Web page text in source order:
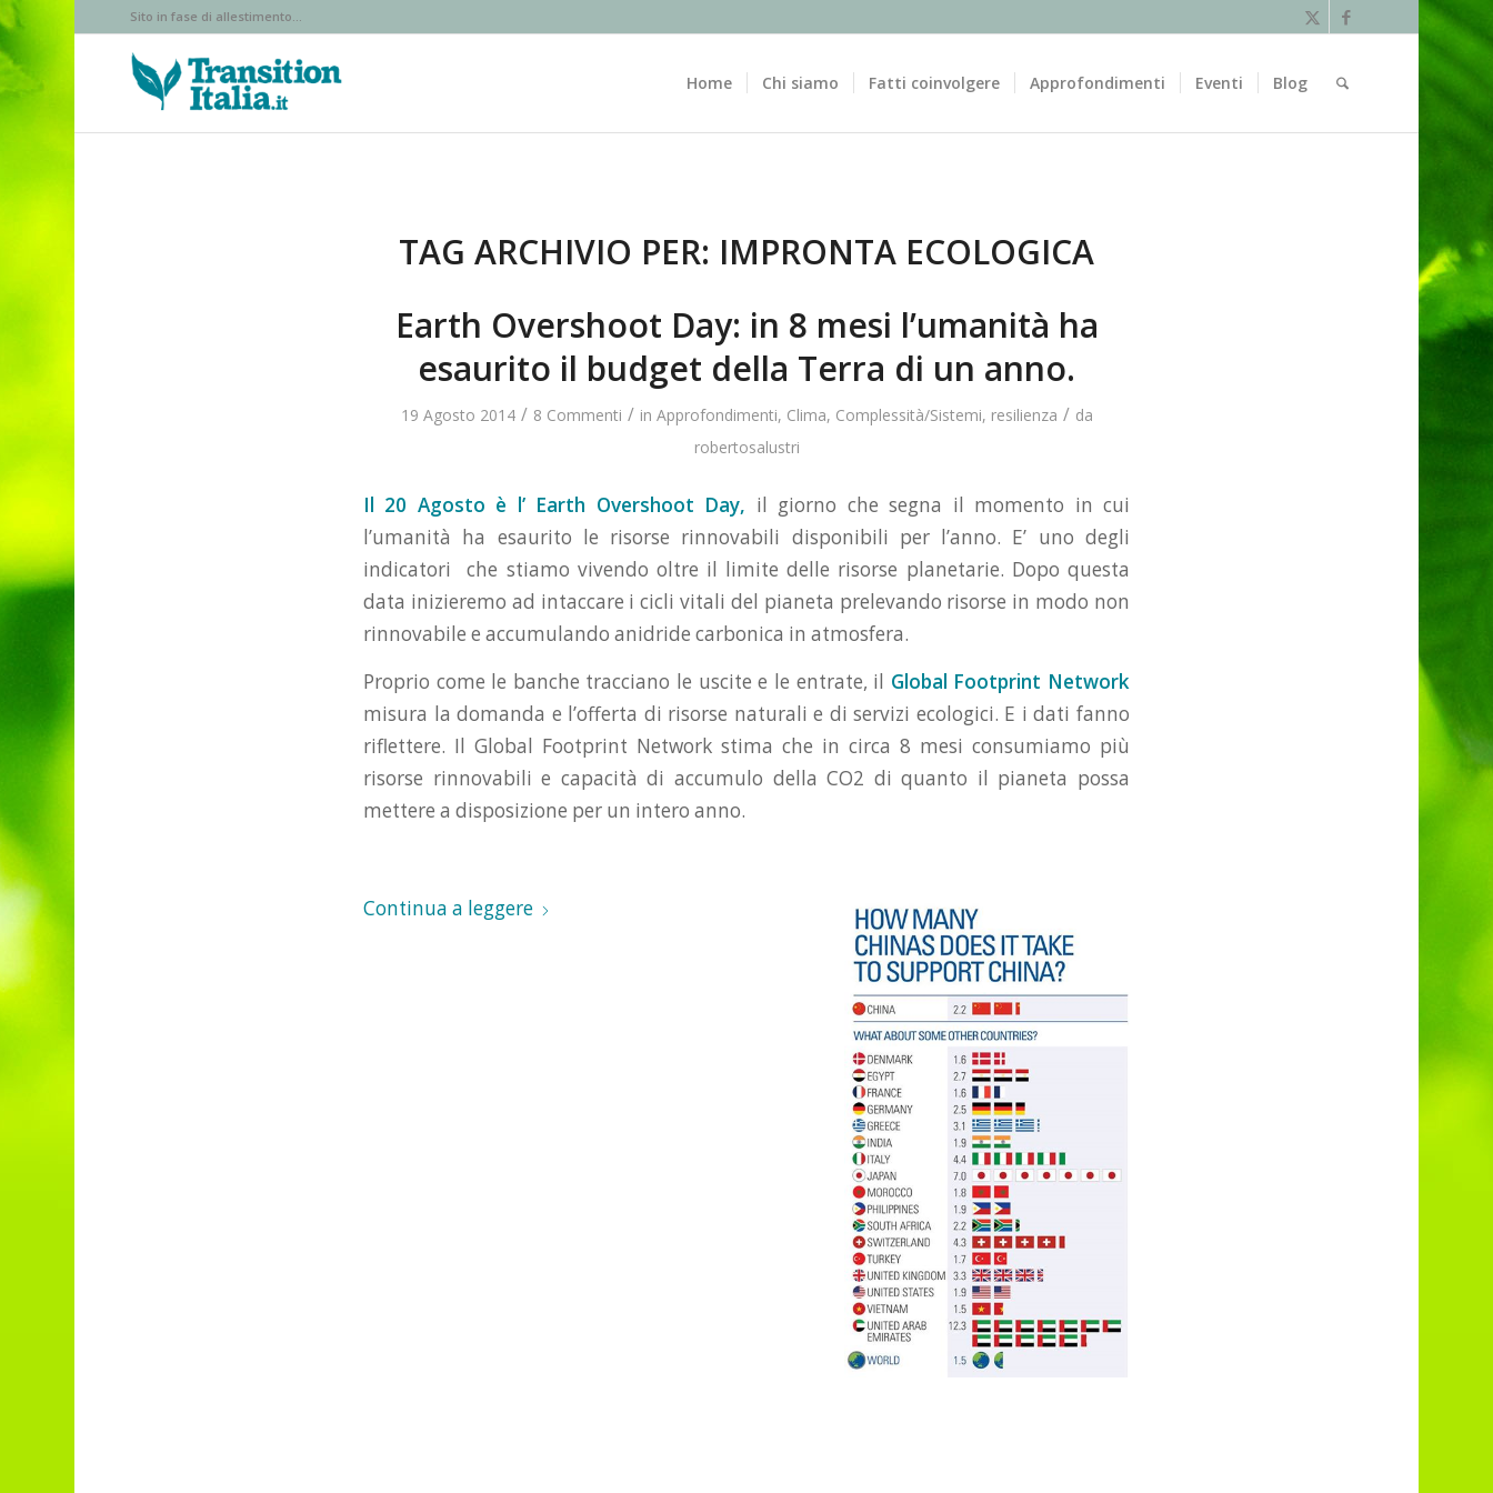
Sito in fase di allestimento...
Home Chi siamo Fatti coinvolgere Approfondimenti Eventi Blog
TAG ARCHIVIO PER: IMPRONTA ECOLOGICA
Earth Overshoot Day: in 8 mesi l’umanità ha
esaurito il budget della Terra di un anno.
19 Agosto 2014 / 8 Commenti / in Approfondimenti, Clima, Complessità/Sistemi, resilienza / da
robertosalustri
Il 20 Agosto è l’ Earth Overshoot Day, il giorno che segna il momento in cui
l’umanità ha esaurito le risorse rinnovabili disponibili per l’anno. E’ uno degli
indicatori che stiamo vivendo oltre il limite delle risorse planetarie. Dopo questa
data inizieremo ad intaccare i cicli vitali del pianeta prelevando risorse in modo non
rinnovabile e accumulando anidride carbonica in atmosfera.
Proprio come le banche tracciano le uscite e le entrate, il Global Footprint Network
misura la domanda e l’offerta di risorse naturali e di servizi ecologici. E i dati fanno
riflettere. Il Global Footprint Network stima che in circa 8 mesi consumiamo più
risorse rinnovabili e capacità di accumulo della CO2 di quanto il pianeta possa
mettere a disposizione per un intero anno.
Continua a leggere